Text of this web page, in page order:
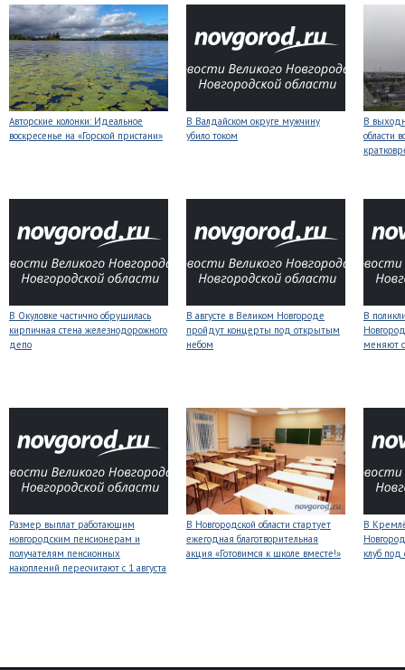
Авторские колонки: Идеальное
воскресенье на «Горской пристани»
В Валдайском округе мужчину
убило током
В
области
В Окуловке частично обрушилась
кирпичная стена железнодорожного
депо
В августе в Великом Новгороде
пройдут концерты под открытым
небом
В
меняют
Размер выплат работающим
новгородским пенсионерам и
получателям пенсионных
накоплений пересчитают с 1 августа
В Новгородской области стартует
ежегодная благотворительная
акция «Готовимся к школе вместе!»
В
клуб